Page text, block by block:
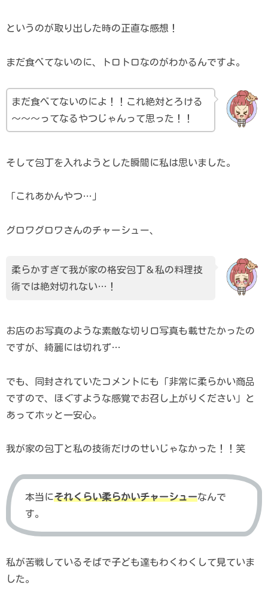
というのが取り出した時の正直な感想！
まだ食べてないのに、トロトロなのがわかるんですよ。
まだ食べてないのによ！！これ絶対とろける
～～～ってなるやつじゃんって思った！！
そして包丁を入れようとした瞬間に私は思いました。
「これあかんやつ…」
グロワグロワさんのチャーシュー、
柔らかすぎて我が家の格安包丁＆私の料理技
術では絶対切れない…！
お店のお写真のような素敵な切り口写真も載せたかったの
ですが、綺麗には切れず…
でも、同封されていたコメントにも「非常に柔らかい商品
ですので、ほぐすような感覚でお召し上がりください」と
あってホッと一安心。
我が家の包丁と私の技術だけのせいじゃなかった！！笑
本当にそれくらい柔らかいチャーシューなんで
す。
私が苦戦しているそばで子ども達もわくわくして見ていま
した。